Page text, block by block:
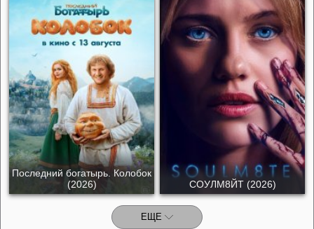
Последний богатырь. Колобок
(2026)
СОУЛМ8ЙТ (2026)
ЕЩЕ